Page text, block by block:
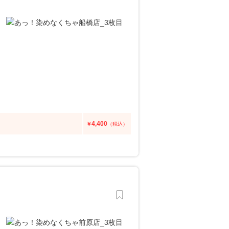
￥4,400 （税込）